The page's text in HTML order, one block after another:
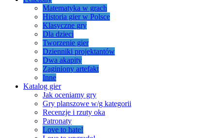
Matematyka w grach
Historia gier w Polsce
Klasyczne gry
Dla dzieci
Tworzenie gier
Dzienniki projektantów
Dwa akapity
Zaginiony artefakt
Inne
Katalog gier
Jak oceniamy gry
Gry planszowe w/g kategorii
Recenzje i rzuty oka
Patronaty
Love to hate!